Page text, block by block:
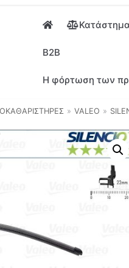
Κατάστημα
B2B
Η φόρτωση των
» VALEO »